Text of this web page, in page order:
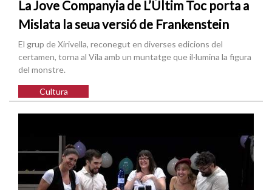
La Jove Companyia de L’Últim Toc porta a
Mislata la seua versió de Frankenstein
El grup de Xirivella, reconegut en diverses edicions del
certamen, torna al Vila amb un muntatge que il·lumina la figura
del monstre.
Cultura